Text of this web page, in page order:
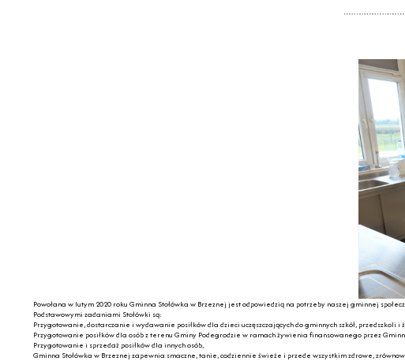
Powołana w lutym 2020 roku Gminna Stołówka w Brzeznej jest odpowiedzią na potrzeby naszej gminnej
Podstawowymi zadaniami Stołówki są:
Przygotowanie, dostarczanie i wydawanie posiłków dla dzieci uczęszczających do gminnych szkół, przedszkoli
Przygotowanie posiłków dla osób z terenu Gminy Podegrodzie w ramach żywienia finansowanego przez
Przygotowanie i sprzedaż posiłków dla innych osób,
Gminna Stołówka w Brzeznej zapewnia smaczne, tanie, codziennie świeże i przede wszystkim zdrowe,